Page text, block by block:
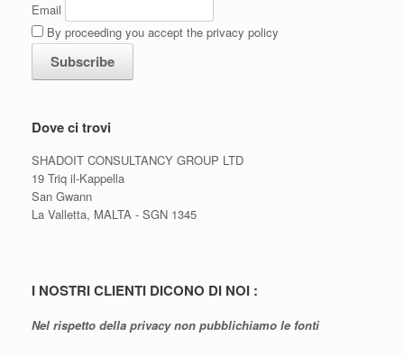
Email
By proceeding you accept the privacy policy
Dove ci trovi
SHADOIT CONSULTANCY GROUP LTD
19 Triq il-Kappella
San Gwann
La Valletta, MALTA - SGN 1345
I NOSTRI CLIENTI DICONO DI NOI :
Nel rispetto della privacy non pubblichiamo le fonti